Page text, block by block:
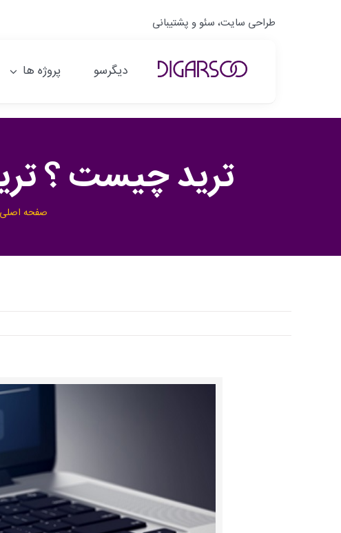
طراحی سایت، سئو و پشتیبانی
دیگرسو پروژه ها
ترید چیست ؟
صفحه اصلی